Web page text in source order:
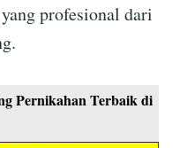
profesional dari
Pernikahan Terbaik di